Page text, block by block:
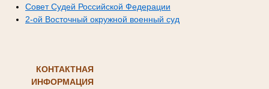
Совет Судей Российской Федерации
2-ой Восточный окружной военный суд
КОНТАКТНАЯ
ИНФОРМАЦИЯ